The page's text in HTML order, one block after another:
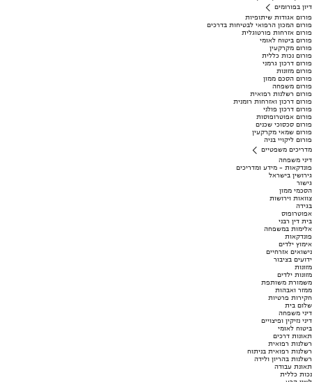
דיון בפורומים
פורום אגודות שיתופיות
פורום המכון הרפואי לבטיחות בדרכים
פורום אזרחות פורטוגלית
פורום ביטוח לאומי
פורום מקרקעין
פורום נכות כללית
פורום דרכון גרמני
פורום מזונות
פורום הסכם ממון
פורום משפחה
פורום רשלנות רפואית
פורום דרכון ואזרחות רומנית
פורום דרכון פולני
פורום אפוטרופוסות
פורום סכסוכי שכנים
פורום שמאי מקרקעין
פורום ליקויי בניה
מדריכים משפטיים
דיני משפחה
פונדקאות - מידע ומדריכים
גירושין בישראל
גישור
הסכמי ממון
צוואות וירושות
בגידה
אפוטרופוס
בית דין רבני
אלימות במשפחה
פונדקאות
אימוץ ילדים
נישואים אזרחיים
ידועים בציבור
מזונות
מזונות ילדים
משמורת משותפת
ממזר ואבהות
חקירות פרטיות
שלום בית
דיני משפחה
דיני נזיקין ופיצויים
ביטוח לאומי
תאונות דרכים
רשלנות רפואית
רשלנות רפואית בניתוח
רשלנות בהריון ולידה
תאונת עבודה
נכות כללית